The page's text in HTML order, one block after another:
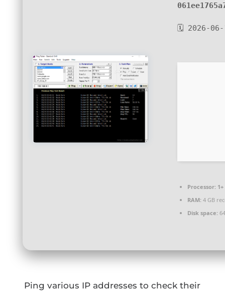
🗓 2026-06-
Processor:1+
RAM:4 GB
Disk space:
Ping various IP addresses to check their